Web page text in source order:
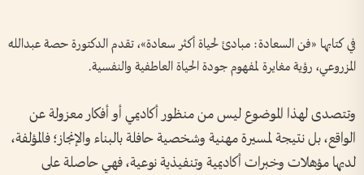
في كتابها «فن السعادة: مبادئ لحياة أكثر سعادة»، تقدم الدكتورة حصة عبدالله
المزروعي، رؤية مغايرة لمفهوم جودة الحياة العاطفية والنفسية.
وتتصدى لهذا الموضوع ليس من منظور أكاديمي أو أفكار معزولة عن
الواقع، بل نتيجة لمسيرة مهنية وشخصية حافلة بالبناء والإنجاز؛ فالمؤلفة،
لديها مؤهلات وخبرات أكاديمية وتنفيذية نوعية، فهي حاصلة على